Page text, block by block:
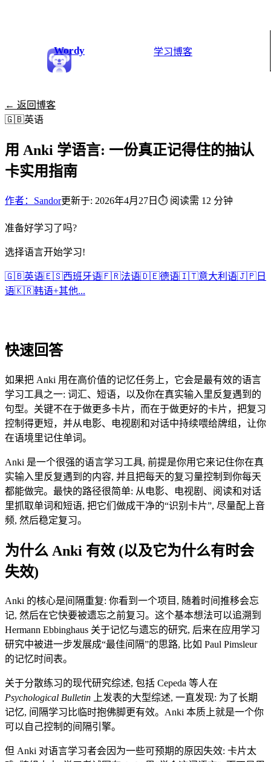
Wordy 学习博客
← 返回博客
🇬🇧英语
用 Anki 学语言: 一份真正记得住的抽认
卡实用指南
作者：Sandor更新于: 2026年4月27日 ⏱ 阅读需 12 分钟
准备好学习了吗?
选择语言开始学习!
🇬🇧英语🇪🇸西班牙语🇫🇷法语🇩🇪德语🇮🇹意大利语🇯🇵 日
语🇰🇷韩语+其他...
快速回答
如果把 Anki 用在高价值的记忆任务上，它会是最有效的语言
学习工具之一: 词汇、短语，以及你在真实输入里反复遇到的
句型。关键不在于做更多卡片，而在于做更好的卡片，把复习
控制得更短，并从电影、电视剧和对话中持续喂给牌组，让你
在语境里记住单词。
Anki 是一个很强的语言学习工具, 前提是你用它来记住你在真
实输入里反复遇到的内容, 并且把每天的复习量控制到你每天
都能做完。最快的路径很简单: 从电影、电视剧、阅读和对话
里抓取单词和短语, 把它们做成干净的“识别卡片”, 尽量配上音
频, 然后稳定复习。
为什么 Anki 有效 (以及它为什么有时会
失效)
Anki 的核心是间隔重复: 你看到一个项目, 随着时间推移会忘
记, 然后在它快要被遗忘之前复习。这个基本想法可以追溯到
Hermann Ebbinghaus 关于记忆与遗忘的研究, 后来在应用学习
研究中被进一步发展成“最佳间隔”的思路, 比如 Paul Pimsleur
的记忆时间表。
关于分散练习的现代研究综述, 包括 Cepeda 等人在
Psychological Bulletin 上发表的大型综述, 一直发现: 为了长期
记忆, 间隔学习比临时抱佛脚更有效。Anki 本质上就是一个你
可以自己控制的间隔引擎。
但 Anki 对语言学习者会因为一些可预期的原因失效: 卡片太